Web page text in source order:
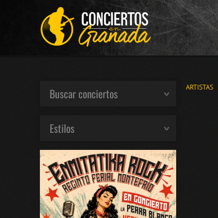
ARTISTAS
Buscar conciertos
Estilos